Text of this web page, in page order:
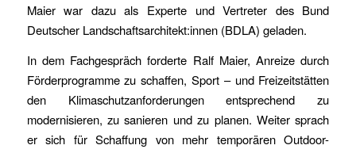
Maier war dazu als Experte und Vertreter des Bund
Deutscher Landschaftsarchitekt:innen (BDLA) geladen.
In dem Fachgespräch forderte Ralf Maier, Anreize durch
Förderprogramme zu schaffen, Sport – und Freizeitstätten
den Klimaschutzanforderungen entsprechend zu
modernisieren, zu sanieren und zu planen. Weiter sprach
er sich für Schaffung von mehr temporären Outdoor-